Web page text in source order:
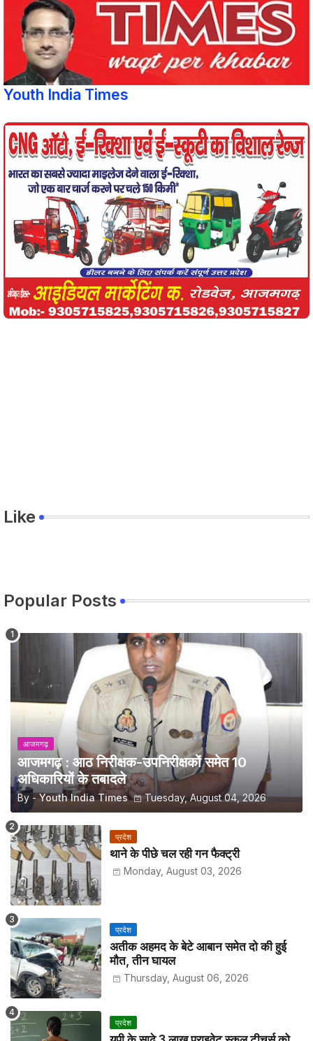
Youth India Times
Like
Popular Posts
आजमगढ़
आजमगढ़ : आठ निरीक्षक-उपनिरीक्षकों समेत 10
अधिकारियों के तबादले
By - Youth India Times Tuesday, August 04, 2026
प्रदेश
थाने के पीछे चल रही गन फैक्ट्री
Monday, August 03, 2026
प्रदेश
अतीक अहमद के बेटे आबान समेत दो की हुई
मौत, तीन घायल
Thursday, August 06, 2026
प्रदेश